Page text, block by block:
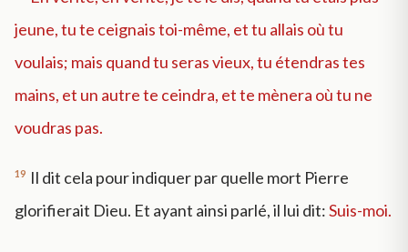
jeune, tu te ceignais toi-même, et tu allais où tu
voulais; mais quand tu seras vieux, tu étendras tes
mains, et un autre te ceindra, et te mènera où tu ne
voudras pas.
19 Il dit cela pour indiquer par quelle mort Pierre
glorifierait Dieu. Et ayant ainsi parlé, il lui dit:Suis-moi.